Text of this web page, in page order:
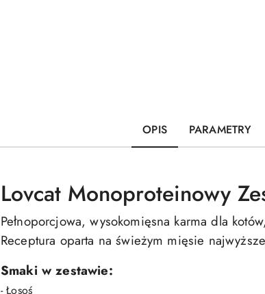
OPIS PARAMETRY
Lovcat Monoproteinowy
Pełnoporcjowa, wysokomięsna karma dla
Receptura oparta na świeżym mięsie
Smaki w zestawie:
- Łosoś